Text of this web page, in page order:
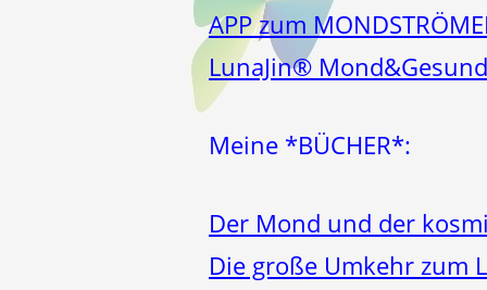
APP zum
LunaJin®
Meine *BÜCHER*:
Der Mond und der
Die große Umkehr zum